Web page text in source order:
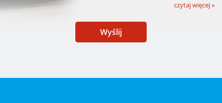
czytaj więcej »
Wyślij